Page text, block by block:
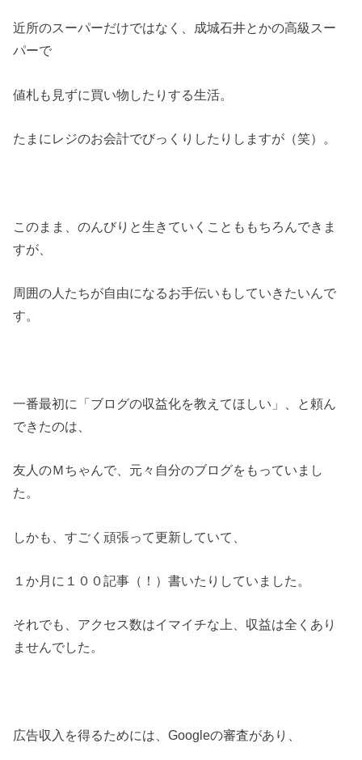
近所のスーパーだけではなく、成城石井とかの高級スー
パーで
値札も見ずに買い物したりする生活。
たまにレジのお会計でびっくりしたりしますが（笑）。
このまま、のんびりと生きていくことももちろんできま
すが、
周囲の人たちが自由になるお手伝いもしていきたいんで
す。
一番最初に「ブログの収益化を教えてほしい」、と頼ん
できたのは、
友人のＭちゃんで、元々自分のブログをもっていまし
た。
しかも、すごく頑張って更新していて、
１か月に１００記事（！）書いたりしていました。
それでも、アクセス数はイマイチな上、収益は全くあり
ませんでした。
広告収入を得るためには、Googleの審査があり、